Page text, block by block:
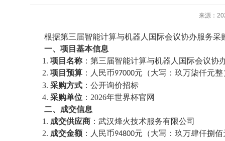
来源：
根据第三届智能计算与机器人国际会议协办服务
一、项目基本信息
1. 项目名称 ：第三届智能计算与机器人国际会议协
2. 项目预算 ：人民币97000元（大写：玖万柒仟元整
3. 采购方式 ：公开询价招标
4. 采购单位 ：2026年世界杯官网
二、成交信息
1. 成交供应商 ：武汉烽火技术服务有限公司
2. 成交金额 ：人民币94800元（大写： 玖万肆仟捌佰